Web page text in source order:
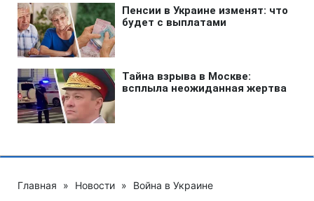
Главная » Новости » Война в Украине